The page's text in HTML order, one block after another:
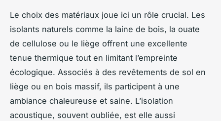
Le choix des matériaux joue ici un rôle crucial. Les
isolants naturels comme la laine de bois, la ouate
de cellulose ou le liège offrent une excellente
tenue thermique tout en limitant l’empreinte
écologique. Associés à des revêtements de sol en
liège ou en bois massif, ils participent à une
ambiance chaleureuse et saine. L’isolation
acoustique, souvent oubliée, est elle aussi